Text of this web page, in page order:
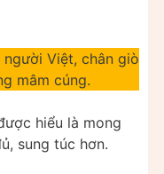
Việt, chân giò
mâm cúng.
hiểu là mong
sung túc hơn.